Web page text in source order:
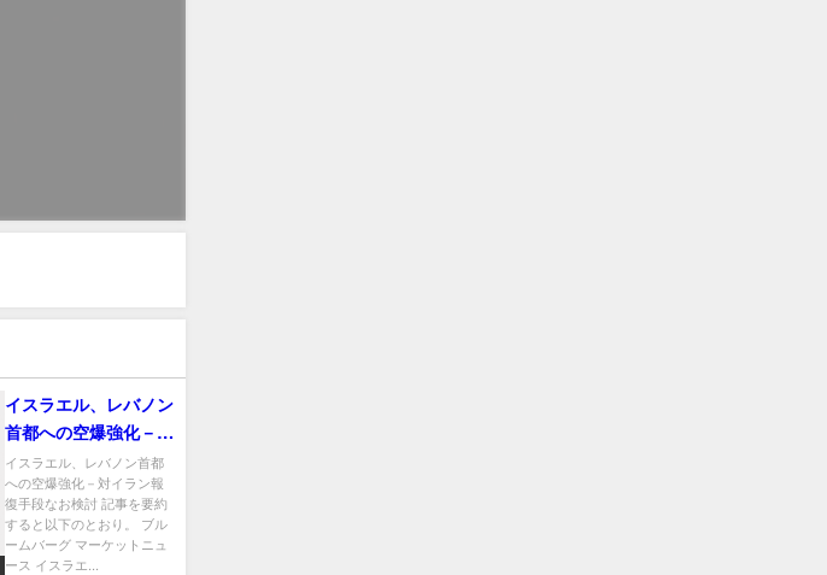
イスラエル、レバノン
首都への空爆強化－対
イラン報復手段なお検
討
イスラエル、レバノン首都
への空爆強化－対イラン報
復手段なお検討 記事を要約
すると以下のとおり。 ブル
ームバーグ マーケットニュ
ース イスラエ...